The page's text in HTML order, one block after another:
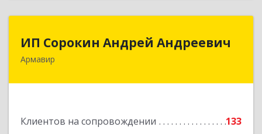
ИП Сорокин Андрей Андреевич
Армавир
Клиентов на сопровождении
133
ИП Сорокин Андрей Андреевич